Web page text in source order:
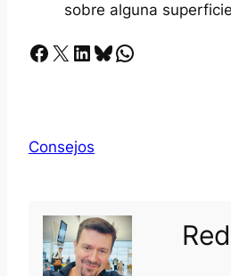
sobre alguna
Facebook X LinkedIn Bluesky Whatsapp
Consejos